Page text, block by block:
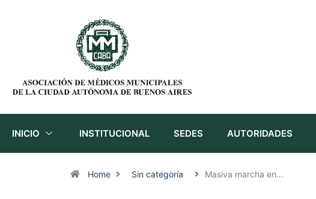
INICIO INSTITUCIONAL SEDES AUTORIDADES
Home Sin categoría Masiva marcha en…